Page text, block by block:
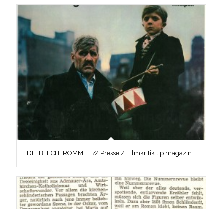
DIE BLECHTROMMEL // Presse / Filmkritik tip magazin